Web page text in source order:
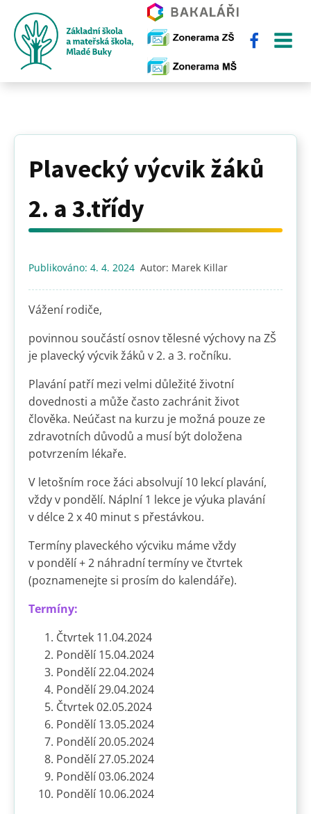
Plavecký výcvik žáků
2. a 3.třídy
Publikováno: 4. 4. 2024 Autor: Marek Killar
Vážení rodiče,
povinnou součástí osnov tělesné výchovy na ZŠ
je plavecký výcvik žáků v 2. a 3. ročníku.
Plavání patří mezi velmi důležité životní
dovednosti a může často zachránit život
člověka. Neúčast na kurzu je možná pouze ze
zdravotních důvodů a musí být doložena
potvrzením lékaře.
V letošním roce žáci absolvují 10 lekcí plavání,
vždy v pondělí. Náplní 1 lekce je výuka plavání
v délce 2 x 40 minut s přestávkou.
Termíny plaveckého výcviku máme vždy
v pondělí + 2 náhradní termíny ve čtvrtek
(poznamenejte si prosím do kalendáře).
Termíny:
Čtvrtek 11.04.2024
Pondělí 15.04.2024
Pondělí 22.04.2024
Pondělí 29.04.2024
Čtvrtek 02.05.2024
Pondělí 13.05.2024
Pondělí 20.05.2024
Pondělí 27.05.2024
Pondělí 03.06.2024
Pondělí 10.06.2024